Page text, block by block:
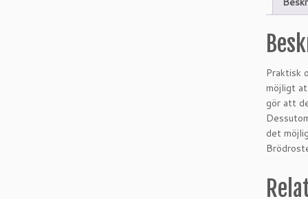
Praktisk
möjligt
gör att
det